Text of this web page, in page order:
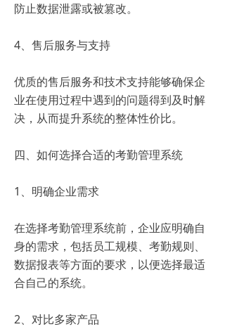
防止数据泄露或被篡改。
4、售后服务与支持
优质的售后服务和技术支持能够确保企
业在使用过程中遇到的问题得到及时解
决，从而提升系统的整体性价比。
四、如何选择合适的考勤管理系统
1、明确企业需求
在选择考勤管理系统前，企业应明确自
身的需求，包括员工规模、考勤规则、
数据报表等方面的要求，以便选择最适
合自己的系统。
2、对比多家产品